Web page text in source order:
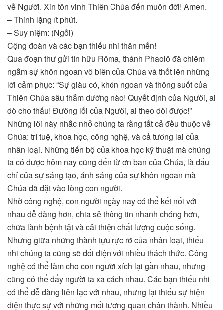
về Người. Xin tôn vinh Thiên Chúa đến muôn đời! Amen.
– Thinh lặng ít phút.
– Suy niệm: (Ngồi)
Cộng đoàn và các bạn thiếu nhi thân mến!
Qua đoạn thư gửi tín hữu Rôma, thánh Phaolô đã chiêm
ngắm sự khôn ngoan vô biên của Chúa và thốt lên những
lời cảm phục: “Sự giàu có, khôn ngoan và thông suốt của
Thiên Chúa sâu thẳm dường nào! Quyết định của Người, ai
dò cho thấu! Đường lối của Người, ai theo dõi được!”
Những lời này nhắc nhở chúng ta rằng tất cả đều thuộc về
Chúa: trí tuệ, khoa học, công nghệ, và cả tương lai của
nhân loại. Những tiến bộ của khoa học kỹ thuật mà chúng
ta có được hôm nay cũng đến từ ơn ban của Chúa, là dấu
chỉ của sự sáng tạo, ánh sáng của sự khôn ngoan mà
Chúa đã đặt vào lòng con người.
Nhờ công nghệ, con người ngày nay có thể kết nối với
nhau dễ dàng hơn, chia sẻ thông tin nhanh chóng hơn,
chữa lành bệnh tật và cải thiện chất lượng cuộc sống.
Nhưng giữa những thành tựu rực rỡ của nhân loại, thiếu
nhi chúng ta cũng sẽ đối diện với nhiều thách thức. Công
nghệ có thể làm cho con người xích lại gần nhau, nhưng
cũng có thể đẩy người ta xa cách nhau. Các bạn thiếu nhi
có thể dễ dàng liên lạc với nhau, nhưng lại thiếu sự hiện
diện thực sự với những mối tương quan chân thành. Nhiều